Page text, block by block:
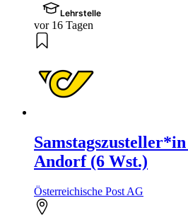
Lehrstelle
vor 16 Tagen
Andorf (6 Wst.)
Österreichische Post AG